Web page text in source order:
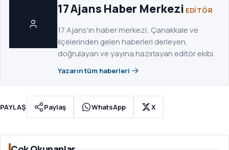
17 Ajans Haber Merkezi EDITÖR
17 Ajans'ın haber merkezi; Çanakkale ve
ilçelerinden gelen haberleri derleyen,
doğrulayan ve yayına hazırlayan editör ekibi.
Yazarın tüm haberleri
PAYLAŞ Paylaş WhatsApp X